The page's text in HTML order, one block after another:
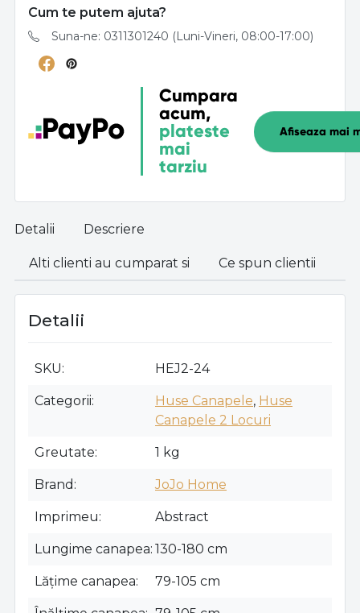
Cum te putem ajuta?
Suna-ne: 0311301240 (Luni-Vineri, 08:00-17:00)
Cumpara
acum,
plateste
mai
tarziu
Afiseaza mai
Detalii Descriere
Alti clienti au cumparat si Ce spun clientii
Detalii
SKU HEJ2-24
Categorii Huse Canapele, Huse
Canapele 2 Locuri
Greutate 1 kg
Brand JoJo Home
Imprimeu Abstract
Lungime canapea 130-180 cm
Lățime canapea 79-105 cm